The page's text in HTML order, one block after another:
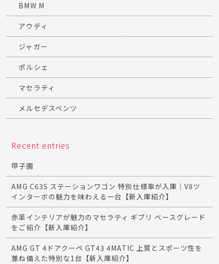
BMW M
アウディ
ジャガー
ポルシェ
マセラティ
メルセデスベンツ
Recent entries
甲子園
AMG C63S ステーションワゴン 特別仕様車が入庫｜V8ツ
インターボの魅力を味わえる一台【新入庫紹介】
赤革インテリアが魅力のマセラティ ギブリ ベースグレード
をご紹介【新入庫紹介】
AMG GT 4ドアクーペ GT43 4MATIC 上質とスポーツ性を
兼ね備えた特別な1台【新入庫紹介】